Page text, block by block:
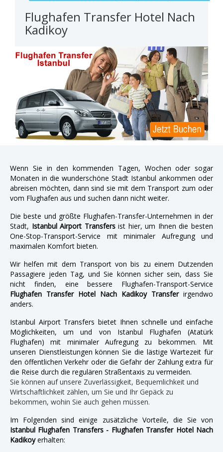
Flughafen Transfer Hotel Nach
Kadikoy
Wenn Sie in den kommenden Tagen, Wochen oder sogar
Monaten in die wunderschöne Stadt Istanbul ankommen oder
abreisen möchten, dann sind sie mit dem Transport zum oder
vom Flughafen aus und suchen dann nicht weiter.
Die beste und größte Flughafen-Transfer-Unternehmen in der
Stadt, Istanbul Airport Transfersist hier, um Ihnen die besten
One-Stop-Transport-Service mit minimaler Aufregung und
maximalen Komfort bieten.
Wir helfen mit dem Transport von bis zu einem Dutzenden
Passagiere jeden Tag, und Sie können sicher sein, dass Sie
nicht finden, eine bessere Flughafen-Transport-Service
Flughafen Transfer Hotel Nach Kadikoy Transferirgendwo
anders.
Istanbul Airport Transfers bietet Ihnen schnelle und einfache
Möglichkeiten, um und von Istanbul Flughafen (Atatürk
Flughafen) mit minimaler Aufregung zu bekommen. Mit
unseren Dienstleistungen können Sie die lästige Wartezeit für
den öffentlichen Verkehr oder die Gefahr der Zahlung extra für
die Reise durch die regulären Straßentaxis zu vermeiden.
Sie können auf unsere Zuverlässigkeit, Bequemlichkeit und
Wirtschaftlichkeit zählen, um Sie und Ihr Gepäck zu
bekommen, wohin Sie auch gehen müssen.
Im Folgenden sind einige zusätzliche Vorteile, die Sie von
Istanbul Flughafen Transfers - Flughafen Transfer Hotel Nach
Kadikoyerhalten: